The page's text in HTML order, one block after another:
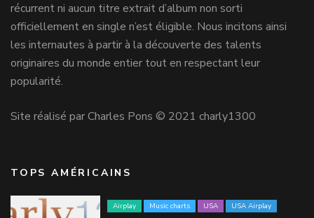
récurrent ni aucun titre extrait d’album non sorti
officiellement en single n’est éligible. Nous incitons ainsi
les internautes à partir à la découverte des talents
originaires du monde entier tout en respectant leur
popularité.
Site réalisé par Charles Pons © 2021 charly1300
TOPS AMÉRICAINS
Airplay Music charts USA USA Airplay